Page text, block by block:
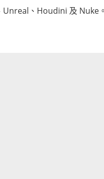
Unreal、Houdini 及 Nuke。